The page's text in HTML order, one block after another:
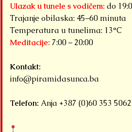
Ulazak u tunele s vodičem: do
Trajanje obilaska: 45–60 minuta
Temperatura u tunelima: 13°C
Meditacije: 7:00 – 20:00
Kontakt:
info@piramidasunca.ba
Telefon: Anja +387 (0)60 353 5062